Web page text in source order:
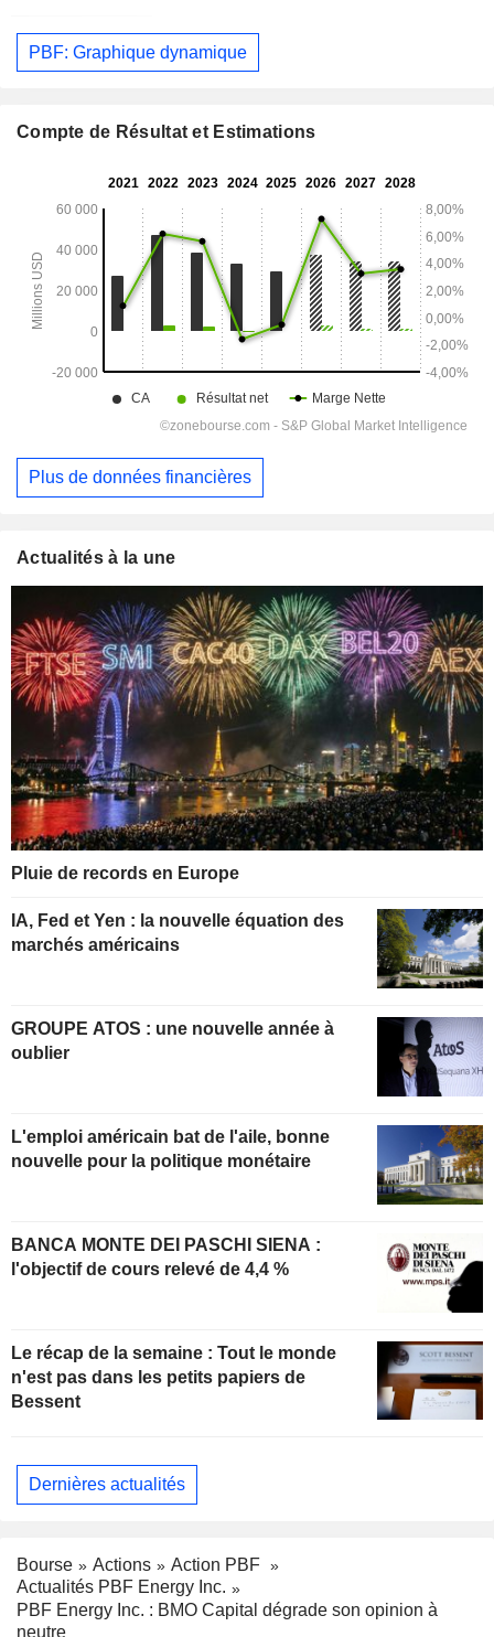
PBF: Graphique dynamique
Compte de Résultat et Estimations
Plus de données financières
Actualités à la une
Pluie de records en Europe
IA, Fed et Yen : la nouvelle équation des
marchés américains
GROUPE ATOS : une nouvelle année à
oublier
L'emploi américain bat de l'aile, bonne
nouvelle pour la politique monétaire
BANCA MONTE DEI PASCHI SIENA :
l'objectif de cours relevé de 4,4 %
Le récap de la semaine : Tout le monde
n'est pas dans les petits papiers de
Bessent
Dernières actualités
Bourse Actions
Action PBF
Actualités PBF Energy Inc.
PBF Energy Inc. : BMO Capital dégrade son opinion à
neutre